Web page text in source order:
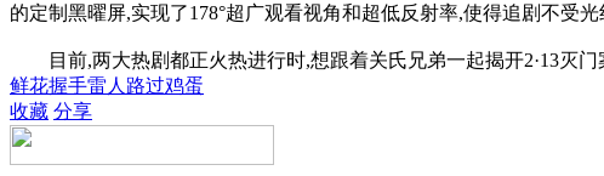
的定制黑曜屏,实现了178°超广观看视角和超低反射率,使得追剧不受
目前,两大热剧都正火热进行时,想跟着关氏兄弟一起揭开2·13灭门
鲜花握手雷人 路过鸡蛋
收藏 分享